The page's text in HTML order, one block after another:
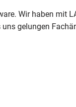
Wir haben mit
gelungen